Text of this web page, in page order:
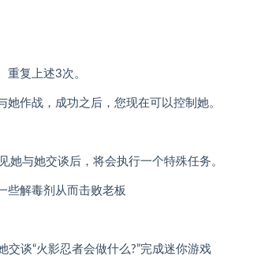
重复上述3次。
作战，成功之后，您现在可以控制她。
与她交谈后，将会执行一个特殊任务。
些解毒剂从而击败老板
谈“火影忍者会做什么?”完成迷你游戏